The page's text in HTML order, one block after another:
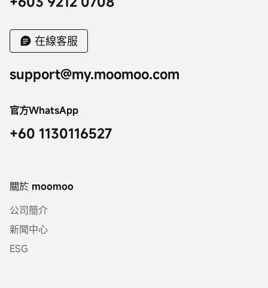
在線客服
support@my.moomoo.com
官方WhatsApp
+60 1130116527
關於 moomoo
公司簡介
新聞中心
ESG